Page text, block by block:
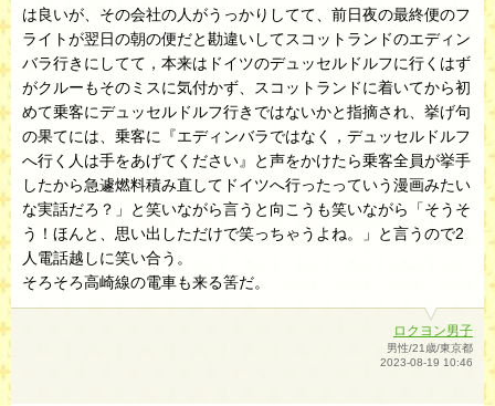
は良いが、その会社の人がうっかりしてて、前日夜の最終便のフ
ライトが翌日の朝の便だと勘違いしてスコットランドのエディン
バラ行きにしてて，本来はドイツのデュッセルドルフに行くはず
がクルーもそのミスに気付かず、スコットランドに着いてから初
めて乗客にデュッセルドルフ行きではないかと指摘され、挙げ句
の果てには、乗客に『エディンバラではなく，デュッセルドルフ
へ行く人は手をあげてください』と声をかけたら乗客全員が挙手
したから急遽燃料積み直してドイツへ行ったっていう漫画みたい
な実話だろ？」と笑いながら言うと向こうも笑いながら「そうそ
う！ほんと、思い出しただけで笑っちゃうよね。」と言うので2
人電話越しに笑い合う。
そろそろ高崎線の電車も来る筈だ。
ロクヨン男子
男性/21歳/東京都
2023-08-19 10:46